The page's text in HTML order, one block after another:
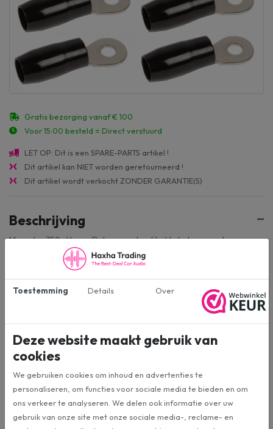
LET OP: Dit is een SPARE-PARTS artikel !
Dit artikel kan NIET worden geretourneerd !
Dit artikel wordt verkocht ZONDER GARANTIE(S)
Gratis bezorging vanaf € 100
Voor 15:00 besteld = Direct verstuurd
Beschrijving
Meer dan 750x Heavy Duty zware kwaliteit kabeloog zonder
blisterverpakking! voor 10mm2 kabeldikte.
Oorspronkelijk van Signat en destijds verkocht voor
Oogdiameter: 8,5mm (binnenzijde).
Specificaties
Artikelnummer
Toestemming Details Over
Deze website maakt gebruik van
cookies
We gebruiken cookies om inhoud en advertenties te
personaliseren, om functies voor sociale media te bieden en om
ons verkeer te analyseren. We delen ook informatie over uw
gebruik van onze site met onze sociale media-, reclame- en